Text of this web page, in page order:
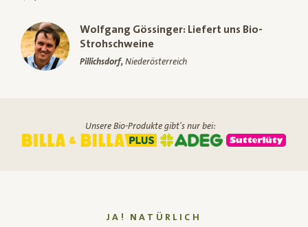
Wolfgang Gössinger: Liefert uns Bio-
Strohschweine
Pillichsdorf, Niederösterreich
Unsere Bio-Produkte gibt's nur bei:
JA! NATÜRLICH